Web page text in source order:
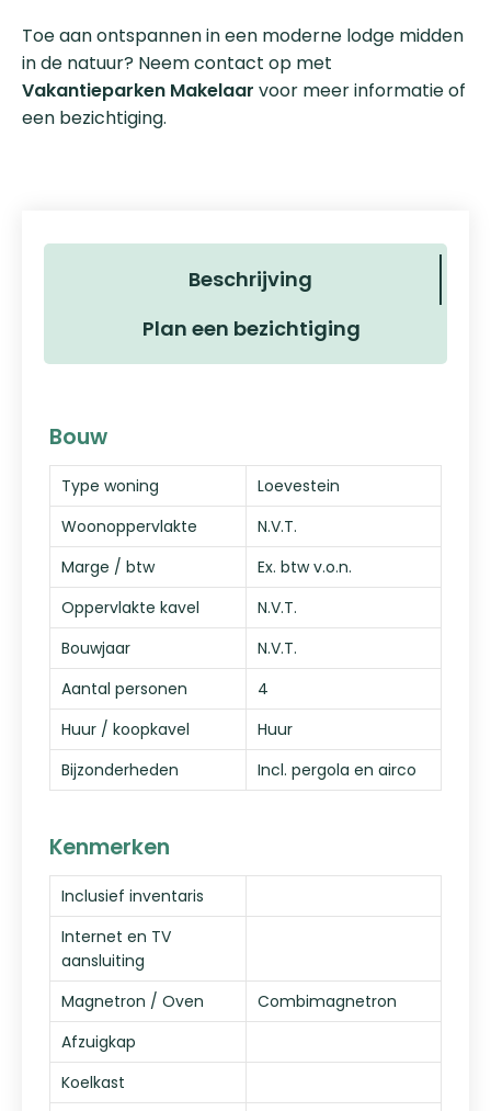
Toe aan ontspannen in een moderne lodge midden
in de natuur? Neem contact op met
Vakantieparken Makelaar voor meer informatie of
een bezichtiging.
Beschrijving
Plan een bezichtiging
Bouw
Type woning
Loevestein
Woonoppervlakte
N.V.T.
Marge / btw
Ex. btw v.o.n.
Oppervlakte kavel
N.V.T.
Bouwjaar
N.V.T.
Aantal personen
4
Huur / koopkavel
Huur
Bijzonderheden
Incl. pergola en airco
Kenmerken
Inclusief inventaris
Internet en TV
aansluiting
Magnetron / Oven
Combimagnetron
Afzuigkap
Koelkast